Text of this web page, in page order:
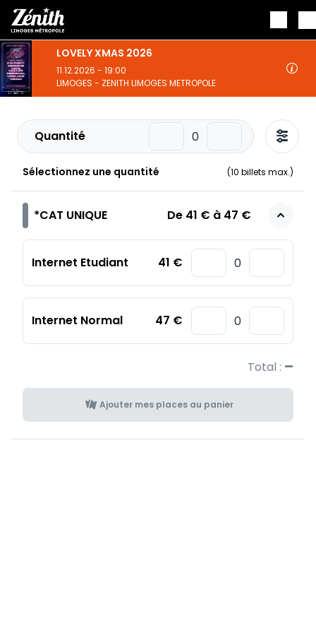
Aller au contenu principal
LOVELY XMAS 2026
11.12.2026 - 19:00
LIMOGES - ZENITH LIMOGES METROPOLE
Quantité
Sélectionnez une quantité (10 billets max.)
*CAT UNIQUE De 41 € à 47 €
Internet Etudiant 41 €
Internet Normal 47 €
Total : –
Ajouter mes places au panier